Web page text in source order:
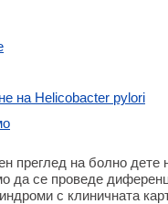
на Helicobacter pylori
преглед на болно дете
да се проведе
с клиничната